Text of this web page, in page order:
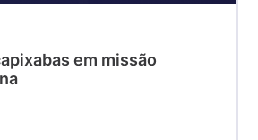
em missão